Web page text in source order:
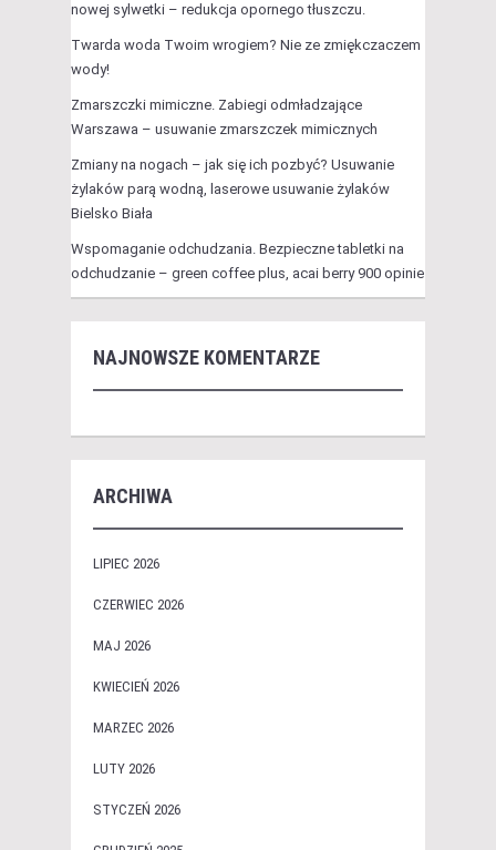
nowej sylwetki – redukcja opornego tłuszczu.
Twarda woda Twoim wrogiem? Nie ze zmiękczaczem
wody!
Zmarszczki mimiczne. Zabiegi odmładzające
Warszawa – usuwanie zmarszczek mimicznych
Zmiany na nogach – jak się ich pozbyć? Usuwanie
żylaków parą wodną, laserowe usuwanie żylaków
Bielsko Biała
Wspomaganie odchudzania. Bezpieczne tabletki na
odchudzanie – green coffee plus, acai berry 900 opinie
NAJNOWSZE KOMENTARZE
ARCHIWA
LIPIEC 2026
CZERWIEC 2026
MAJ 2026
KWIECIEŃ 2026
MARZEC 2026
LUTY 2026
STYCZEŃ 2026